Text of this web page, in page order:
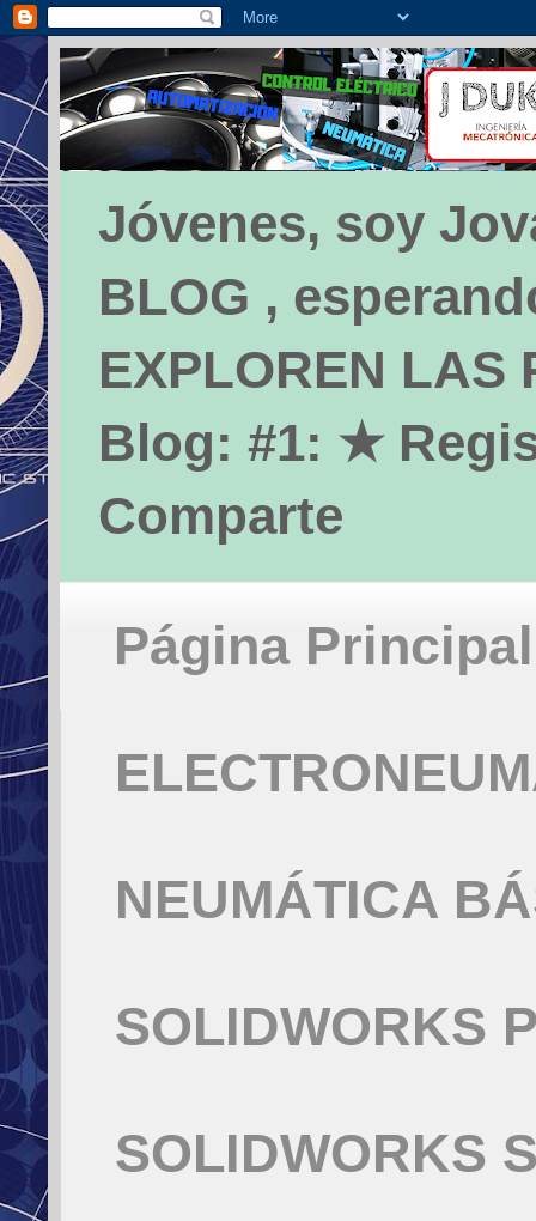
Jóvenes, soy
BLOG ,
EXPLOREN LAS
Blog: #1: ★
Comparte
Página Principal
NEUMÁTICA
SOLIDWORKS
SOLIDWORKS